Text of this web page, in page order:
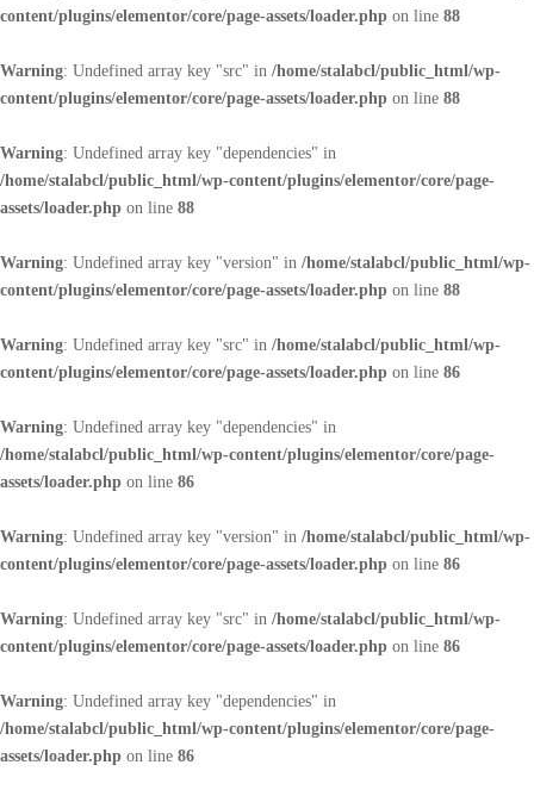
content/plugins/elementor/core/page-assets/loader.php on line 88
Warning: Undefined array key "src" in /home/stalabcl/public_html/wp-
content/plugins/elementor/core/page-assets/loader.php on line 88
Warning: Undefined array key "dependencies" in
/home/stalabcl/public_html/wp-content/plugins/elementor/core/page-
assets/loader.php on line 88
Warning: Undefined array key "version" in /home/stalabcl/public_html/wp-
content/plugins/elementor/core/page-assets/loader.php on line 88
Warning: Undefined array key "src" in /home/stalabcl/public_html/wp-
content/plugins/elementor/core/page-assets/loader.php on line 86
Warning: Undefined array key "dependencies" in
/home/stalabcl/public_html/wp-content/plugins/elementor/core/page-
assets/loader.php on line 86
Warning: Undefined array key "version" in /home/stalabcl/public_html/wp-
content/plugins/elementor/core/page-assets/loader.php on line 86
Warning: Undefined array key "src" in /home/stalabcl/public_html/wp-
content/plugins/elementor/core/page-assets/loader.php on line 86
Warning: Undefined array key "dependencies" in
/home/stalabcl/public_html/wp-content/plugins/elementor/core/page-
assets/loader.php on line 86